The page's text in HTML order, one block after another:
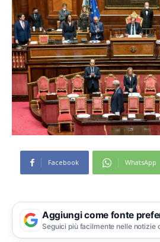
Facebook WhatsApp
Aggiungi come fonte
Seguici più facilmente nelle notizie